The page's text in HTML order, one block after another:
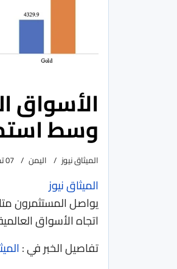
الأسواق
وسط
الميثاق نيوز اليمن 07 تموز/يوليو 2026
الميثاق نيوز
يواصل المستثمرون
اتجاه الأسواق
تفاصيل الخبر في :